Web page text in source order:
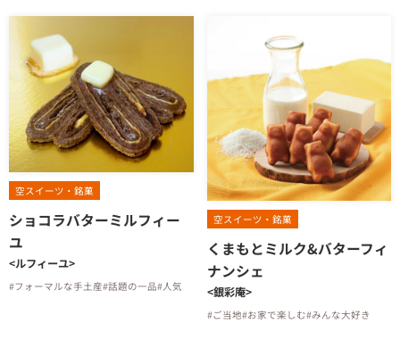
空スイーツ・銘菓
ショコラバターミルフィー
ユ
<ルフィーユ>
#フォーマルな手土産#話題の一品#人気
空スイーツ・銘菓
くまもとミルク&バターフィ
ナンシェ
<銀彩庵>
#ご当地#お家で楽しむ#みんな大好き